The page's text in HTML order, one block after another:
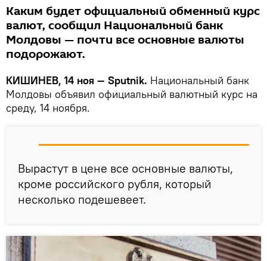
Каким будет официальный обменный курс
валют, сообщил Национальный банк
Молдовы — почти все основные валюты
подорожают.
КИШИНЕВ, 14 ноя — Sputnik. Национальный банк
Молдовы объявил официальный валютный курс на
среду, 14 ноября.
Вырастут в цене все основные валюты,
кроме российского рубля, который
несколько подешевеет.